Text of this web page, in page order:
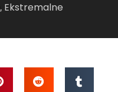
, Ekstremalne